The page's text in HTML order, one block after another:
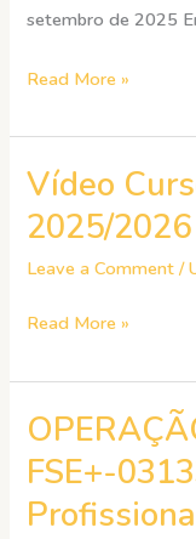
setembro de 2025
Read More »
Vídeo
2025/2026
Leave a Comment /
Vídeo
Cursos
Profissionais
2025/2026
Read More »
FSE+-
OPERAÇÃO:
PESSOAS-
FSE+-03133700
Cursos